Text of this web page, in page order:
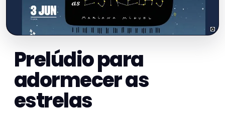
Prelúdio para
adormecer as
estrelas